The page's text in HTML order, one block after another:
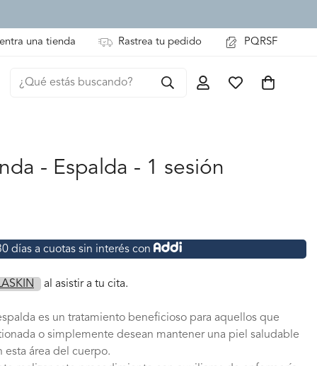
una tienda Rastrea tu pedido PQRSF
¿Qué estás buscando?
- Espalda - 1 sesión
días a cuotas sin interés con
al asistir a tu cita.
es un tratamiento beneficioso para aquellos que
o simplemente desean mantener una piel saludable
área del cuerpo.